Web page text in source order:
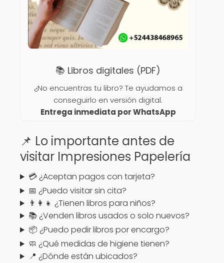
📚 Libros digitales (PDF)
¿No encuentras tu libro? Te ayudamos a
conseguirlo en versión digital.
Entrega inmediata por WhatsApp
📌 Lo importante antes de
visitar Impresiones Papelería
💳 ¿Aceptan pagos con tarjeta?
📅 ¿Puedo visitar sin cita?
👨‍👩‍👧 ¿Tienen libros para niños?
📚 ¿Venden libros usados o solo nuevos?
📦 ¿Puedo pedir libros por encargo?
🧼 ¿Qué medidas de higiene tienen?
📍 ¿Dónde están ubicados?